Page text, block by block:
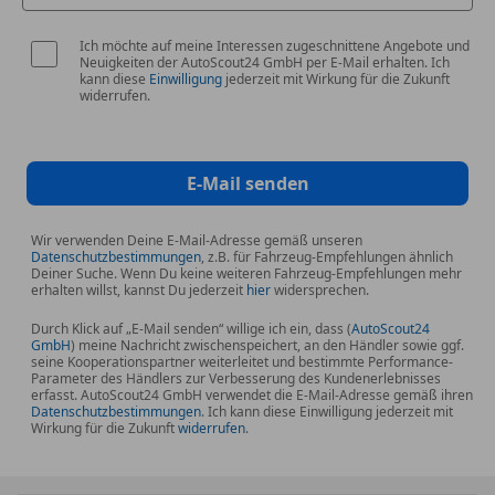
Höherlegungsfahrwerk, Markise, Fenster zum
Schieben oder Fixgläser oder ein anderes
Campingzubehör Ihrer Wahl.
Folien, für einen Aufpreis von € 999,- folieren wir
Ihren Bus nach Wunsch zum zweifärbigen Bulli.
Beifahrersitz / Bank : Einzelsitz oder Doppelbank
??
Dein Wunschauto ist in unserem Sortiment enthalten
aber Du brauchst anstelle der Doppelsitzbank einen
den Wagen gerne auf die gewünschte Konfiguration
um !
Der Gestaltung Ihres Busses ist dabei keine Grenze
gesetzt.
Ich möchte auf meine Interessen zugeschnittene Angebote und
Neuigkeiten der AutoScout24 GmbH per E-Mail erhalten. Ich
kann diese Einwilligung jederzeit mit Wirkung für die Zukunft
widerrufen.
E-Mail senden
Wir verwenden Deine E-Mail-Adresse gemäß unseren
Datenschutzbestimmungen, z.B. für Fahrzeug-Empfehlungen ähnlich
Deiner Suche. Wenn Du keine weiteren Fahrzeug-Empfehlungen mehr
erhalten willst, kannst Du jederzeit hierwidersprechen.
Durch Klick auf „E-Mail senden“ willige ich ein, dass (AutoScout24
GmbH) meine Nachricht zwischenspeichert, an den Händler sowie ggf.
seine Kooperationspartner weiterleitet und bestimmte Performance-
Parameter des Händlers zur Verbesserung des Kundenerlebnisses
erfasst. AutoScout24 GmbH verwendet die E-Mail-Adresse gemäß ihren
Datenschutzbestimmungen. Ich kann diese Einwilligung jederzeit mit
Wirkung für die Zukunftwiderrufen.